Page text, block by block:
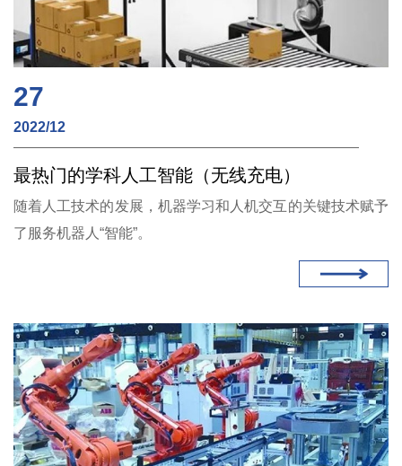
27
2022/12
最热门的学科人工智能（无线充电）
随着人工技术的发展，机器学习和人机交互的关键技术赋予
了服务机器人“智能”。